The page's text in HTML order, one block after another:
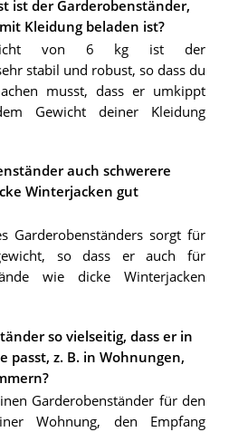
ist der Garderobenständer,
Kleidung beladen ist?
von 6 kg ist der
stabil und robust, so dass du
musst, dass er umkippt
Gewicht deiner Kleidung
auch schwerere
Winterjacken gut
Garderobenständers sorgt für
so dass er auch für
wie dicke Winterjacken
so vielseitig, dass er in
passt, z. B. in Wohnungen,
Garderobenständer für den
Wohnung, den Empfang